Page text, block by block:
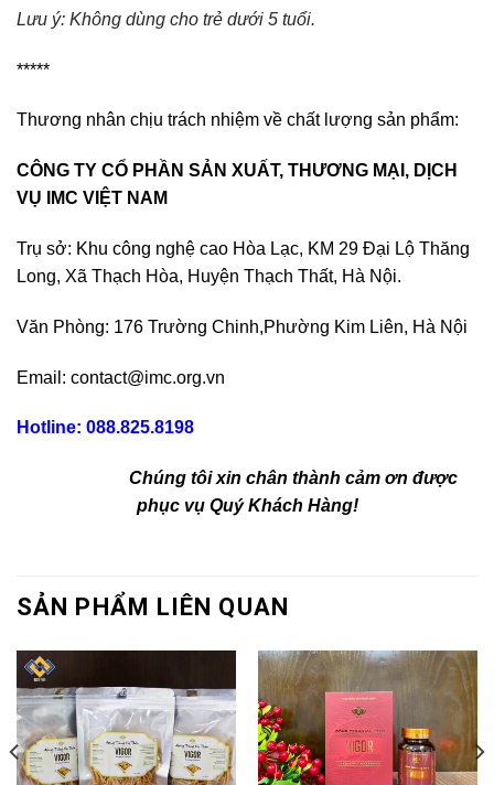
Lưu ý: Không dùng cho trẻ dưới 5 tuổi.
*****
Thương nhân chịu trách nhiệm về chất lượng sản phẩm:
CÔNG TY CỔ PHẦN SẢN XUẤT, THƯƠNG MẠI, DỊCH
VỤ
IMC VIỆT NAM
Trụ sở: Khu công nghệ cao Hòa Lạc, KM 29 Đại Lộ Thăng
Long, Xã Thạch Hòa, Huyện Thạch Thất, Hà Nội.
Văn Phòng: 176 Trường Chinh,Phường Kim Liên, Hà Nội
Email: contact@imc.org.vn
Hotline: 088.825.8198
Chúng tôi xin chân thành cảm ơn được
phục vụ Quý Khách Hàng!
SẢN PHẨM LIÊN QUAN